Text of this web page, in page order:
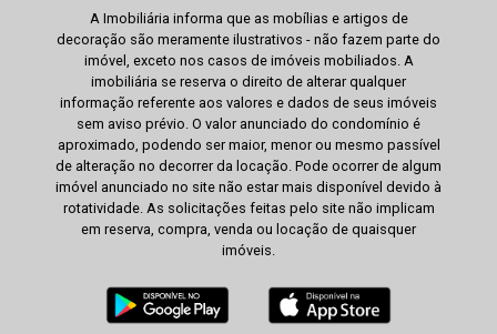
A Imobiliária informa que as mobílias e artigos de
decoração são meramente ilustrativos - não fazem parte do
imóvel, exceto nos casos de imóveis mobiliados. A
imobiliária se reserva o direito de alterar qualquer
informação referente aos valores e dados de seus imóveis
sem aviso prévio. O valor anunciado do condomínio é
aproximado, podendo ser maior, menor ou mesmo passível
de alteração no decorrer da locação. Pode ocorrer de algum
imóvel anunciado no site não estar mais disponível devido à
rotatividade. As solicitações feitas pelo site não implicam
em reserva, compra, venda ou locação de quaisquer
imóveis.